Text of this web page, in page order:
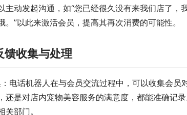
主动发起沟通，如“您已经很久没有来我们店了
。”以此来激活会员，提高其再次消费的可能性。
馈收集与处理
电话机器人在与会员交流过程中，可以收集会
还是对店内宠物美容服务的满意度，都能准确记
关部门。